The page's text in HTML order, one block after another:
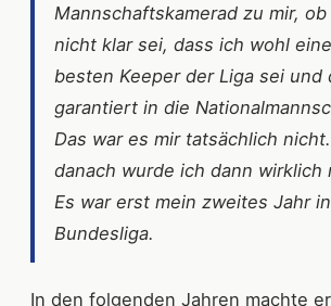
Mannschaftskamerad zu mir,
nicht klar sei, dass ich wohl
besten Keeper der Liga sei und
garantiert in die
Das war es mir tatsächlich
danach wurde ich dann wirklich
Es war erst mein zweites Jahr
Bundesliga.
In den folgenden Jahren machte